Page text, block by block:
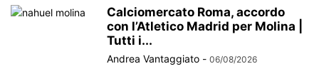
Calciomercato Roma, accordo
con l’Atletico Madrid per Molina |
Tutti i...
Andrea Vantaggiato - 06/08/2026